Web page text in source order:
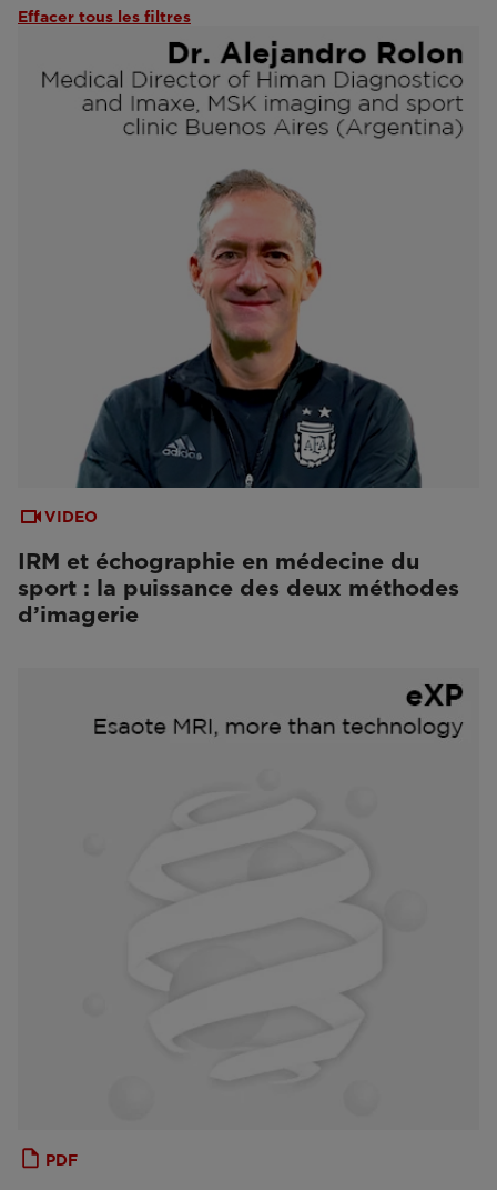
Imagerie rhumatologique
Imagerie abdominale
(9)
Imagerie interventionnelle(9)
Neuro-imagerie(9)
Webinaires et événements
(1)
Tutoriels et manuels d’utilisation
(5)
Par les experts(5)
Effacer tous les filtres
VIDEO
IRM et échographie en médecine du
sport : la puissance des deux méthodes
d’imagerie
PDF